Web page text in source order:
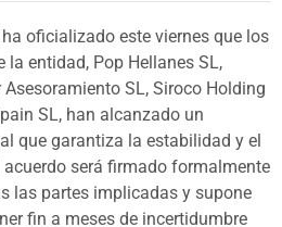
oficializado este viernes que los
entidad, Pop Hellanes SL,
Asesoramiento SL, Siroco Holding
SL, han alcanzado un
que garantiza la estabilidad y el
será firmado formalmente
las partes implicadas y supone
fin a meses de incertidumbre